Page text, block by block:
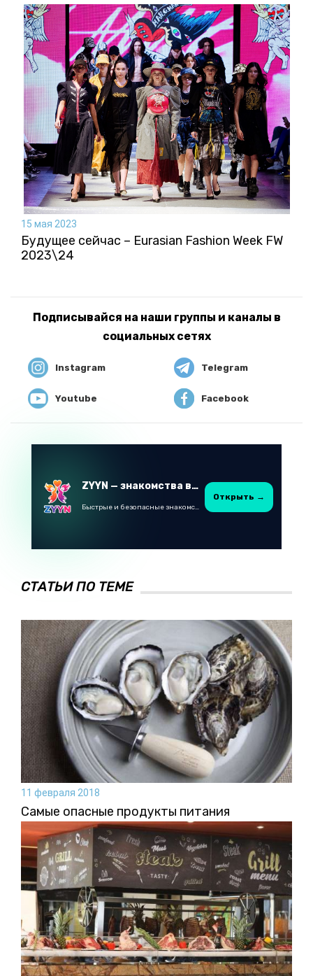
15 мая 2023
Будущее сейчас – Eurasian Fashion Week FW
2023\24
Подписывайся на наши группы и каналы в
социальных сетях
Instagram Telegram
Youtube Facebook
ZYYN — знакомства в Казахстане
Быстрые и безопасные знакомства в Telegram
Открыть →
СТАТЬИ ПО ТЕМЕ
11 февраля 2018
Самые опасные продукты питания